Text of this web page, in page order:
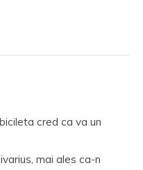
cred ca va un
mai ales ca-n